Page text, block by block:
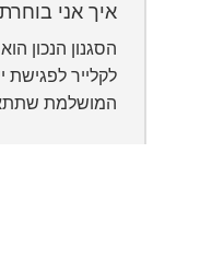
איך אני
הסגנון הנכון
לקלייר לפגישת
המושלמת